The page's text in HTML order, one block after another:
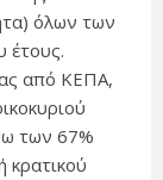
όλων των
έτους.
από ΚΕΠΑ,
των 67%
κρατικού